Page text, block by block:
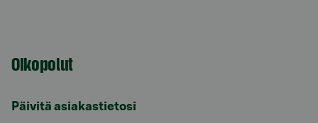
Oikopolut
Päivitä asiakastietosi